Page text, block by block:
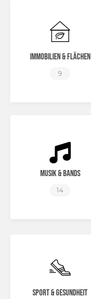
Immobilien & Flächen
9
Musik & Bands
14
Sport & Gesundheit